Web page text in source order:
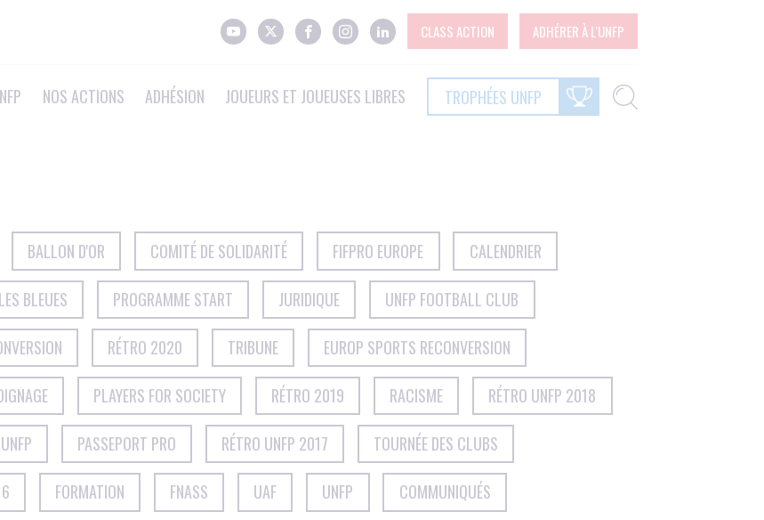
CLASS ACTION ADHÉRER À L'UNFP
NOS ACTIONS ADHÉSION JOUEURS ET JOUEUSES LIBRES TROPHÉES UNFP
BALLON D'OR COMITÉ DE SOLIDARITÉ FIFPRO EUROPE CALENDRIER
LES BLEUES PROGRAMME START JURIDIQUE UNFP FOOTBALL CLUB
RÉTRO 2020 TRIBUNE EUROP SPORTS RECONVERSION
PLAYERS FOR SOCIETY RÉTRO 2019 RACISME RÉTRO UNFP 2018
PASSEPORT PRO RÉTRO UNFP 2017 TOURNÉE DES CLUBS
FORMATION FNASS UAF UNFP COMMUNIQUÉS